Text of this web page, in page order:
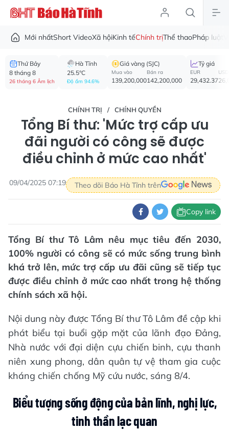
Mới nhấtShort VideoXã hộiKinh tếChính trịThể thaoPháp luật
Thứ Bảy
8 tháng 8
26 tháng 6 Âm lịch
Hà Tĩnh
25.5°C
Độ ẩm 94.6%
Giá vàng (SJC)
Mua vào
139,200,000
Bán ra
142,200,000
Tỷ giá
EUR
29,432.37
USD
CHÍNH TRỊ CHÍNH QUYỀN
Tổng Bí thư: 'Mức trợ cấp ưu
đãi người có công sẽ được
điều chỉnh ở mức cao nhất'
09/04/2025 07:19 Theo dõi Báo Hà Tĩnh trên
Copy link
Tổng Bí thư Tô Lâm nêu mục tiêu đến 2030,
100% người có công sẽ có mức sống trung bình
khá trở lên, mức trợ cấp ưu đãi cũng sẽ tiếp tục
được điều chỉnh ở mức cao nhất trong hệ thống
chính sách xã hội.
Nội dung này được Tổng Bí thư Tô Lâm đề cập khi
phát biểu tại buổi gặp mặt của lãnh đạo Đảng,
Nhà nước với đại diện cựu chiến binh, cựu thanh
niên xung phong, dân quân tự vệ tham gia cuộc
kháng chiến chống Mỹ cứu nước, sáng 8/4.
Biểu tượng sống động của bản lĩnh, nghị lực,
tinh thần lạc quan